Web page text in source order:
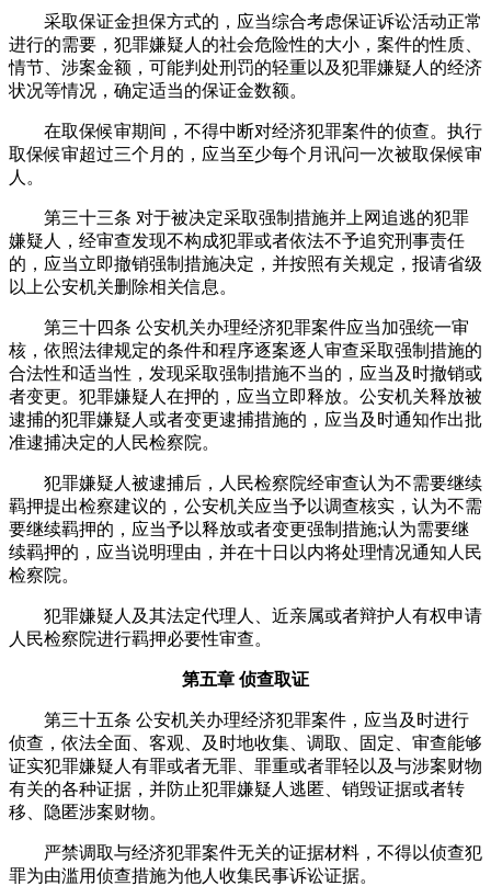
采取保证金担保方式的，应当综合考虑保证诉讼活动正常
进行的需要，犯罪嫌疑人的社会危险性的大小，案件的性质、
情节、涉案金额，可能判处刑罚的轻重以及犯罪嫌疑人的经济
状况等情况，确定适当的保证金数额。
在取保候审期间，不得中断对经济犯罪案件的侦查。执行
取保候审超过三个月的，应当至少每个月讯问一次被取保候审
人。
第三十三条 对于被决定采取强制措施并上网追逃的犯罪
嫌疑人，经审查发现不构成犯罪或者依法不予追究刑事责任
的，应当立即撤销强制措施决定，并按照有关规定，报请省级
以上公安机关删除相关信息。
第三十四条 公安机关办理经济犯罪案件应当加强统一审
核，依照法律规定的条件和程序逐案逐人审查采取强制措施的
合法性和适当性，发现采取强制措施不当的，应当及时撤销或
者变更。犯罪嫌疑人在押的，应当立即释放。公安机关释放被
逮捕的犯罪嫌疑人或者变更逮捕措施的，应当及时通知作出批
准逮捕决定的人民检察院。
犯罪嫌疑人被逮捕后，人民检察院经审查认为不需要继续
羁押提出检察建议的，公安机关应当予以调查核实，认为不需
要继续羁押的，应当予以释放或者变更强制措施;认为需要继
续羁押的，应当说明理由，并在十日以内将处理情况通知人民
检察院。
犯罪嫌疑人及其法定代理人、近亲属或者辩护人有权申请
人民检察院进行羁押必要性审查。
第五章 侦查取证
第三十五条 公安机关办理经济犯罪案件，应当及时进行
侦查，依法全面、客观、及时地收集、调取、固定、审查能够
证实犯罪嫌疑人有罪或者无罪、罪重或者罪轻以及与涉案财物
有关的各种证据，并防止犯罪嫌疑人逃匿、销毁证据或者转
移、隐匿涉案财物。
严禁调取与经济犯罪案件无关的证据材料，不得以侦查犯
罪为由滥用侦查措施为他人收集民事诉讼证据。